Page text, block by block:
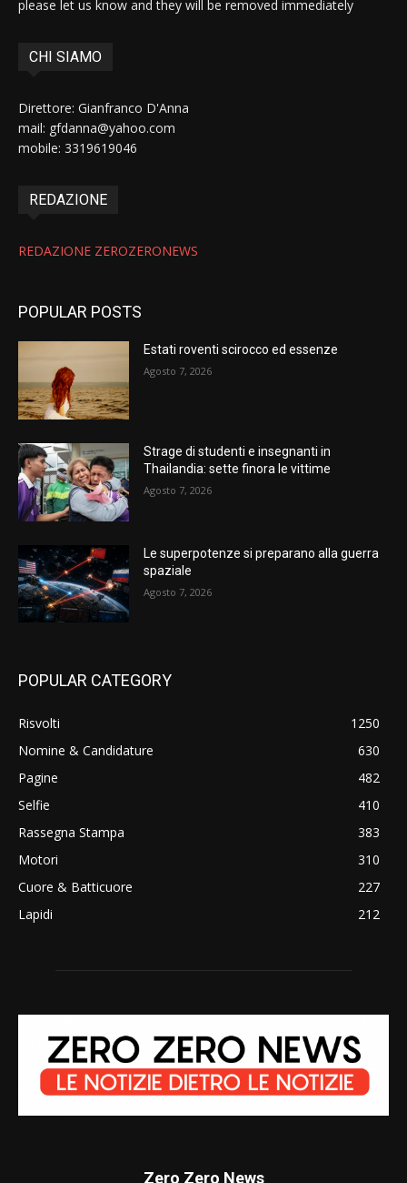
please let us know and they will be removed immediately
CHI SIAMO
Direttore: Gianfranco D'Anna
mail: gfdanna@yahoo.com
mobile: 3319619046
REDAZIONE
REDAZIONE ZEROZERONEWS
POPULAR POSTS
Estati roventi scirocco ed essenze
Agosto 7, 2026
Strage di studenti e insegnanti in
Thailandia: sette finora le vittime
Agosto 7, 2026
Le superpotenze si preparano alla guerra
spaziale
Agosto 7, 2026
POPULAR CATEGORY
Risvolti
1250
Nomine & Candidature
630
Pagine
482
Selfie
410
Rassegna Stampa
383
Motori
310
Cuore & Batticuore
227
Lapidi
212
Zero Zero News